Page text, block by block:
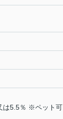
は5.5％ ※ペット